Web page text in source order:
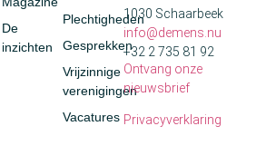
Plechtigheden
Gesprekken
Vrijzinnige
verenigingen
Vacatures
De
inzichten
1030 Schaarbeek
info@demens.nu
+32 2 735 81 92
Ontvang onze
nieuwsbrief
Privacyverklaring